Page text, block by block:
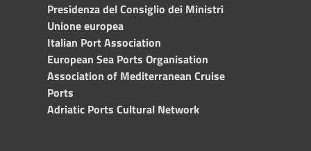
Presidenza del Consiglio dei Ministri
Unione europea
Italian Port Association
European Sea Ports Organisation
Association of Mediterranean Cruise
Ports
Adriatic Ports Cultural Network